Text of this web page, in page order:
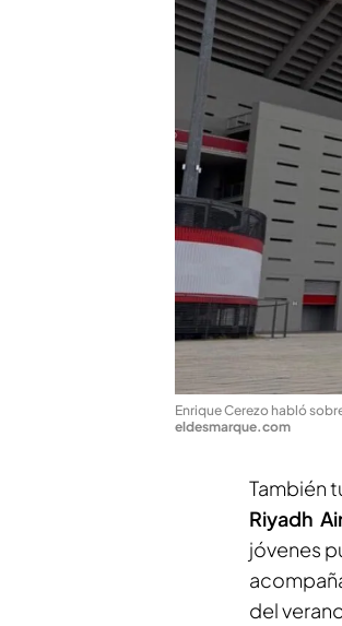
Enrique Cerezo habló
eldesmarque.com
También
Riyadh
jóvenes
del